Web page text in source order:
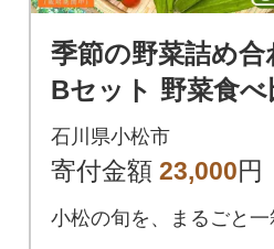
季節の野菜詰め合
Bセット 野菜食べ
べ 旬の野菜 野菜
ト
石川県小松市
寄付金額 23,000円
小松の旬を、まるごと一